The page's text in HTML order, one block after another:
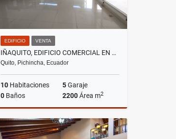
EDIFICIO VENTA
IÑAQUITO, EDIFICIO COMERCIAL EN VENTA, 2200M2, 10 AMBIENTES
Quito, Pichincha, Ecuador
10 Habitaciones 5Garaje
0 Baños 2200Área m2
Venta
US$1,100,000